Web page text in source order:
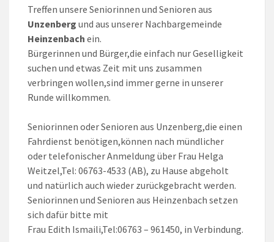
Treffen unsere Seniorinnen und Senioren aus
Unzenberg und aus unserer Nachbargemeinde
Heinzenbach ein.
Bürgerinnen und Bürger,die einfach nur Geselligkeit
suchen und etwas Zeit mit uns zusammen
verbringen wollen,sind immer gerne in unserer
Runde willkommen.
Seniorinnen oder Senioren aus Unzenberg,die einen
Fahrdienst benötigen,können nach mündlicher
oder telefonischer Anmeldung über Frau Helga
Weitzel,Tel: 06763-4533 (AB), zu Hause abgeholt
und natürlich auch wieder zurückgebracht werden.
Seniorinnen und Senioren aus Heinzenbach setzen
sich dafür bitte mit
Frau Edith Ismaili,Tel:06763 – 961450, in Verbindung.